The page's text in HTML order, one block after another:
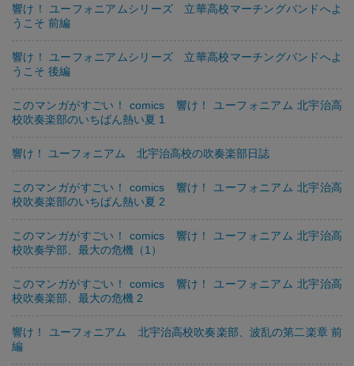
響け！ ユーフォニアムシリーズ 立華高校マーチングバンドへよ
うこそ 前編
響け！ ユーフォニアムシリーズ 立華高校マーチングバンドへよ
うこそ 後編
このマンガがすごい！ comics 響け！ ユーフォニアム 北宇治高
校吹奏楽部のいちばん熱い夏 1
響け！ ユーフォニアム 北宇治高校の吹奏楽部日誌
このマンガがすごい！ comics 響け！ ユーフォニアム 北宇治高
校吹奏楽部のいちばん熱い夏 2
このマンガがすごい！ comics 響け！ ユーフォニアム 北宇治高
校吹奏学部、最大の危機（1）
このマンガがすごい！ comics 響け！ ユーフォニアム 北宇治高
校吹奏楽部、最大の危機 2
響け！ ユーフォニアム 北宇治高校吹奏楽部、波乱の第二楽章 前
編